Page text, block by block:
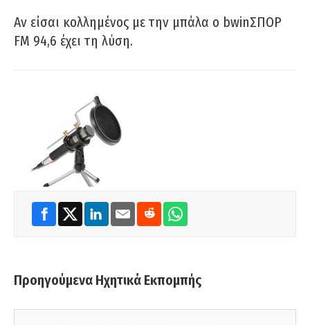
Αν είσαι κολλημένος με την μπάλα ο bwinΣΠΟΡ
FM 94,6 έχει τη λύση.
Προηγούμενα Ηχητικά Εκπομπής